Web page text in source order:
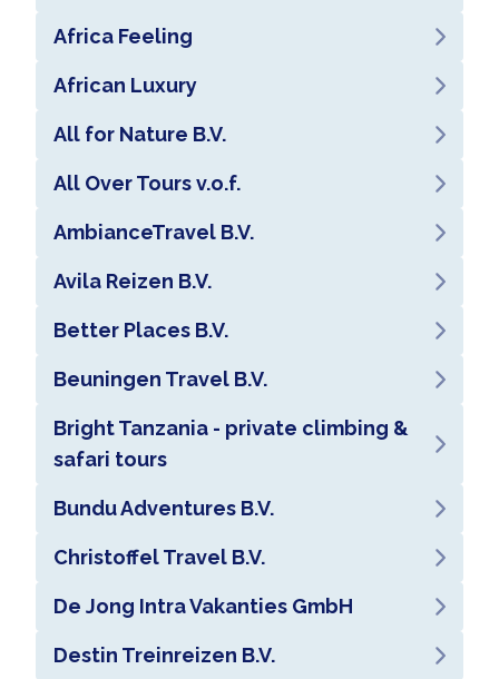
Africa Feeling
African Luxury
All for Nature B.V.
All Over Tours v.o.f.
AmbianceTravel B.V.
Avila Reizen B.V.
Better Places B.V.
Beuningen Travel B.V.
Bright Tanzania - private climbing &
safari tours
Bundu Adventures B.V.
Christoffel Travel B.V.
De Jong Intra Vakanties GmbH
Destin Treinreizen B.V.